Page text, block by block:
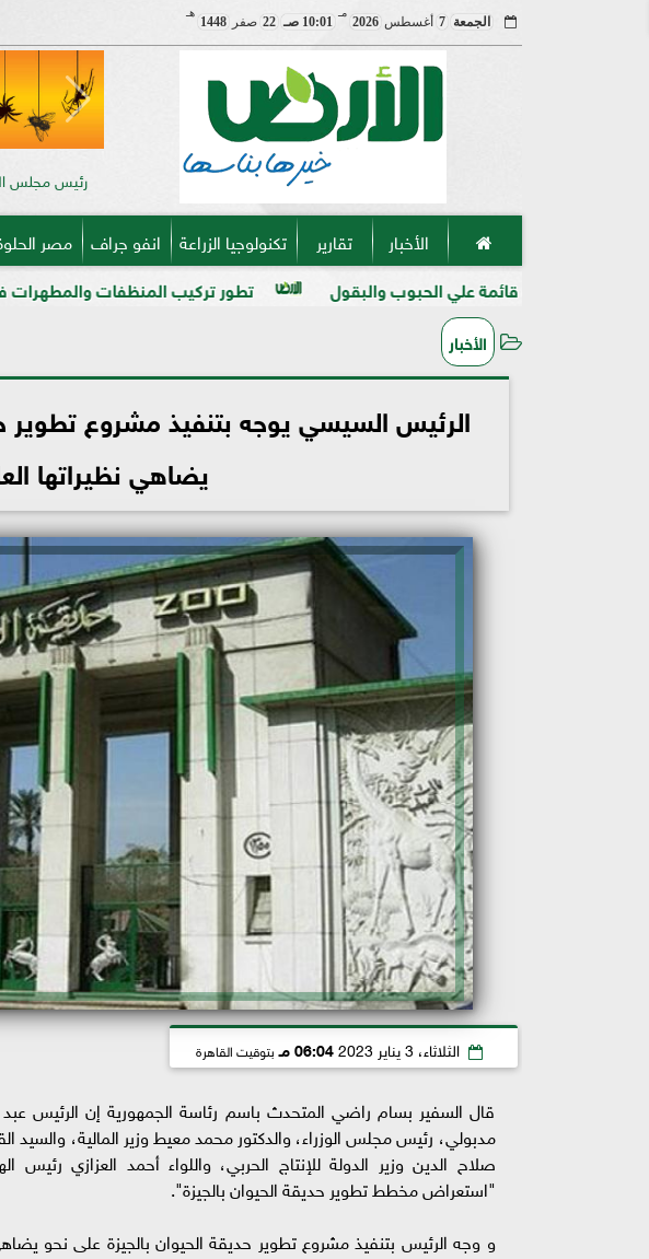
الجمعة 7 أغسطس2026
مـ
10:01 صـ 22 صفر1448
هـ
رئيس مجلس
الأخبار تقارير تكنولوجيا الزراعة انفو جراف مصر
تطور تركيب المنظفات والمطهرات في مصانع قائمة علي الحبوب والبقول
الأخبار
الرئيس السيسي يوجه بتنفيذ مشروع تطوير
يضاهي نظيراتها
الثلاثاء، 3 يناير 2023 06:04 مـ بتوقيت القاهرة
قال السفير بسام راضي المتحدث باسم رئاسة الجمهورية إن الرئيس
مدبولي، رئيس مجلس الوزراء، والدكتور محمد معيط وزير المالية، والسيد
صلاح الدين وزير الدولة للإنتاج الحربي، واللواء أحمد العزازي رئيس
"استعراض مخطط تطوير حديقة الحيوان بالجيزة".
و وجه الرئيس بتنفيذ مشروع تطوير حديقة الحيوان بالجيزة على نحو يضاهي